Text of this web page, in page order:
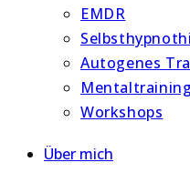
EMDR
Autogenes
Mentaltraining
Workshops
Über mich